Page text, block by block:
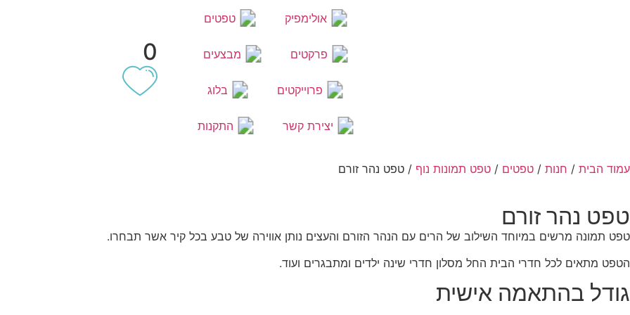
אולימפיק טפטים
פרקטים מבצעים
פרוייקטים בלוג
יצירת קשר התקנות
0
עמוד הבית / חנות / טפטים / טפט תמונות נוף / טפט נהר זורם
טפט נהר זורם
טפט תמונה מרשים במיוחד השילוב של הרים עם הנהר הזורם והעצים נותן אווירה של טבע בכל קיר אשר תבחרו.
הטפט מתאים לכל חדרי הבית החל מסלון חדרי שינה ילדים ומתבגרים ועוד.
גודל בהתאמה אישית